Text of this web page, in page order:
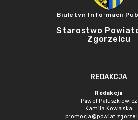
Biuletyn Informacji
Starostwo
Zgorzelcu
REDAKCJA
Redakcja
Paweł Paluszkiewicz
Kamila Kowalska